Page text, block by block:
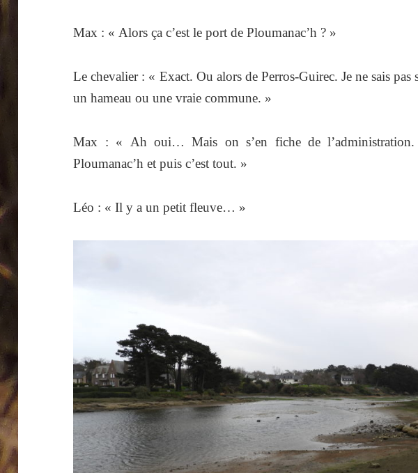
Max : « Alors ça c’est le port de Ploumanac’h ? »
Le chevalier : « Exact. Ou alors de Perros-Guirec. Je ne sais pas
un hameau ou une vraie commune. »
Max : « Ah oui… Mais on s’en fiche de l’administration.
Ploumanac’h et puis c’est tout. »
Léo : « Il y a un petit fleuve… »